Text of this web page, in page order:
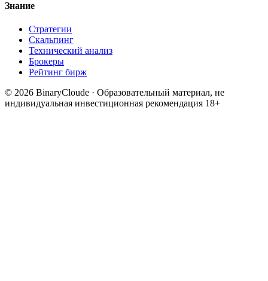
Знание
Стратегии
Скальпинг
Технический анализ
Брокеры
Рейтинг бирж
© 2026 BinaryCloude · Образовательный материал, не
индивидуальная инвестиционная рекомендация 18+